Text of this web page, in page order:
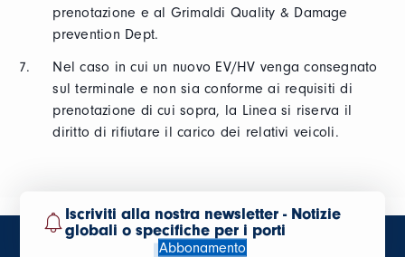
prenotazione e al Grimaldi Quality & Damage
prevention Dept.
Nel caso in cui un nuovo EV/HV venga consegnato
sul terminale e non sia conforme ai requisiti di
prenotazione di cui sopra, la Linea si riserva il
diritto di rifiutare il carico dei relativi veicoli.
Iscriviti alla nostra newsletter - Notizie
globali o specifiche per i porti
Abbonamento